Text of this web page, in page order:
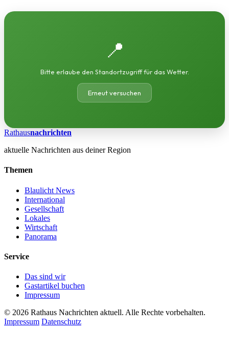
📍
Bitte erlaube den Standortzugriff für das Wetter.
Erneut versuchen
Rathausnachrichten
aktuelle Nachrichten aus deiner Region
Themen
Blaulicht News
International
Gesellschaft
Lokales
Wirtschaft
Panorama
Service
Das sind wir
Gastartikel buchen
Impressum
© 2026 Rathaus Nachrichten aktuell. Alle Rechte vorbehalten.
Impressum Datenschutz